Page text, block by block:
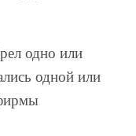
одно или
одной или